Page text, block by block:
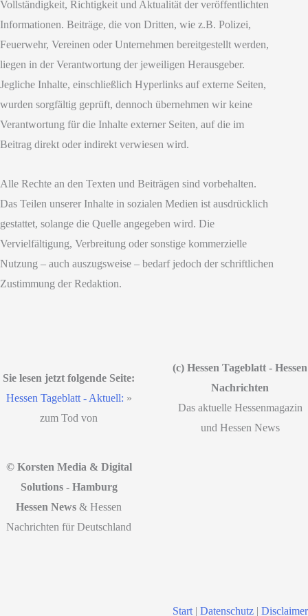
Vollständigkeit, Richtigkeit und Aktualität der veröffentlichten
Informationen. Beiträge, die von Dritten, wie z.B. Polizei,
Feuerwehr, Vereinen oder Unternehmen bereitgestellt werden,
liegen in der Verantwortung der jeweiligen Herausgeber.
Jegliche Inhalte, einschließlich Hyperlinks auf externe Seiten,
wurden sorgfältig geprüft, dennoch übernehmen wir keine
Verantwortung für die Inhalte externer Seiten, auf die im
Beitrag direkt oder indirekt verwiesen wird.
Alle Rechte an den Texten und Beiträgen sind vorbehalten.
Das Teilen unserer Inhalte in sozialen Medien ist ausdrücklich
gestattet, solange die Quelle angegeben wird. Die
Vervielfältigung, Verbreitung oder sonstige kommerzielle
Nutzung – auch auszugsweise – bedarf jedoch der schriftlichen
Zustimmung der Redaktion.
Sie lesen jetzt folgende Seite:
Hessen Tageblatt - Aktuell: »
zum Tod von
(c) Hessen Tageblatt - Hessen
Nachrichten
Das aktuelle Hessenmagazin
und Hessen News
© Korsten Media & Digital
Solutions - Hamburg
Hessen News & Hessen
Nachrichten für Deutschland
Start | Datenschutz | Disclaimer